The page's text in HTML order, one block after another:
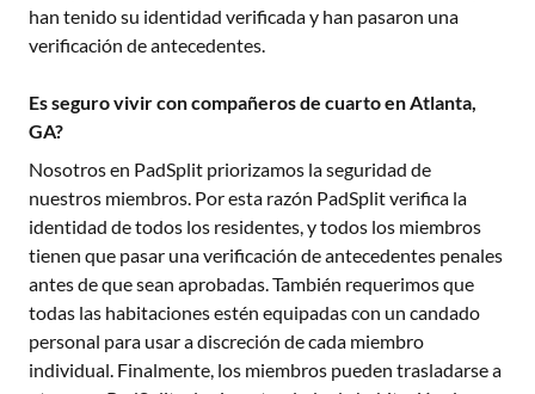
han tenido su identidad verificada y han pasaron una
verificación de antecedentes.
Es seguro vivir con compañeros de cuarto en Atlanta,
GA?
Nosotros en PadSplit priorizamos la seguridad de
nuestros miembros. Por esta razón PadSplit verifica la
identidad de todos los residentes, y todos los miembros
tienen que pasar una verificación de antecedentes penales
antes de que sean aprobadas. También requerimos que
todas las habitaciones estén equipadas con un candado
personal para usar a discreción de cada miembro
individual. Finalmente, los miembros pueden trasladarse a